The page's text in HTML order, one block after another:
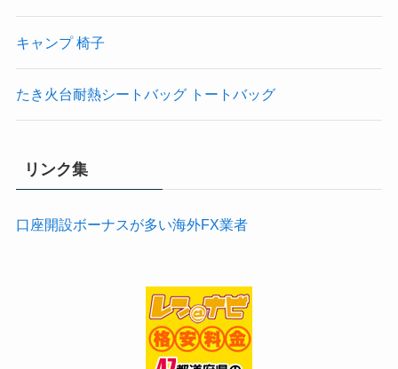
キャンプ 椅子
たき火台耐熱シートバッグ トートバッグ
リンク集
口座開設ボーナスが多い海外FX業者